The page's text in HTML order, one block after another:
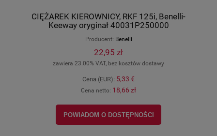
CIĘŻAREK KIEROWNICY, RKF 125i, Benelli-
Keeway oryginał 40031P250000
Producent: Benelli
22,95 zł
zawiera 23.00% VAT, bez kosztów dostawy
Cena (EUR): 5,33 €
Cena netto: 18,66 zł
POWIADOM O DOSTĘPNOŚCI